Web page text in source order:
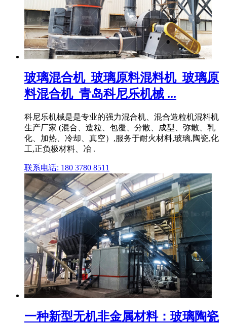
玻璃混合机_玻璃原料混料机_玻璃原
料混合机_青岛科尼乐机械 ...
科尼乐机械是是专业的强力混合机、混合造粒机混料机
生产厂家 (混合、造粒、包覆、分散、成型、弥散、乳
化、加热、冷却、真空）,服务于耐火材料,玻璃,陶瓷,化
工,正负极材料、冶 .
联系电话: 180 3780 8511
一种新型无机非金属材料：玻璃陶瓷